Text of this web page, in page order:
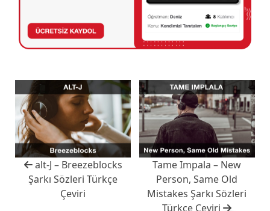
alt-J – Breezeblocks
Şarkı Sözleri Türkçe
Çeviri
Tame Impala – New
Person, Same Old
Mistakes Şarkı Sözleri
Türkçe Çeviri